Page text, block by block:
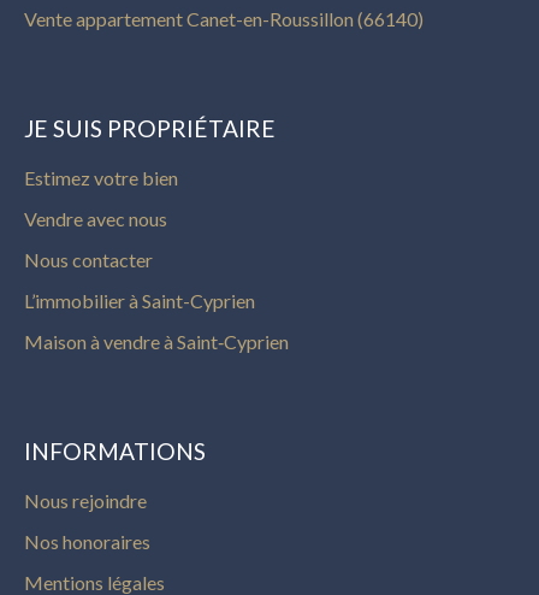
Vente appartement Canet-en-Roussillon (66140)
JE SUIS PROPRIÉTAIRE
Estimez votre bien
Vendre avec nous
Nous contacter
L’immobilier à Saint-Cyprien
Maison à vendre à Saint‑Cyprien
INFORMATIONS
Nous rejoindre
Nos honoraires
Mentions légales